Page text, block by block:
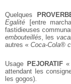
Quelques
Egalité [entre
fastidieuses
embouteillés , les
autres « Coca-Cola®
Usage PEJORATIF«
attendant les
les gogos).